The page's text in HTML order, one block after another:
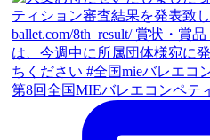
第8回全国MIEバレエコンペテ